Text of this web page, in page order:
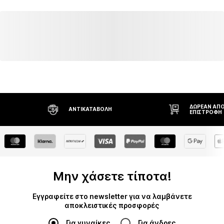
ΑΝΤΙΚΑΤΑΒΟΛΉ
ΔΩΡΕΆΝ ΑΠΟΣΤΟΛΉ* ΚΑΙ
ΕΠΙΣΤΡΟΦΉ
Μην χάσετε τίποτα!
Εγγραφείτε στο newsletter για να λαμβάνετε
αποκλειστικές προσφορές